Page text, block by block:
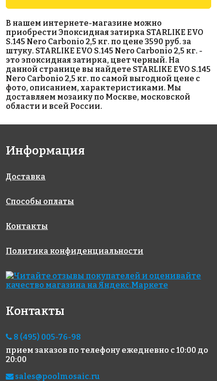
453 руб.
материалы
для
выравнивания
LITOLIV BASIS
18360 руб.
Латексная
добавка
IDROKOL
X20–м 20 кг.
6416 руб.
материалы для
выравнивания
Сетка LITOKOL
гр/м²
эпоксидная
Defender
TABACCO 1
кг
1-6 LUXURY
В нашем интернете-магазине можно
приобрести Эпоксидная затирка STARLIKE EVO
S.145 Nero Carbonio 2,5 кг. по цене 3590 руб. за
штуку. STARLIKE EVO S.145 Nero Carbonio 2,5 кг. -
это эпоксидная затирка, цвет черный. На
данной странице вы найдете STARLIKE EVO S.145
Nero Carbonio 2,5 кг. по самой выгодной цене с
фото, описанием, характеристиками. Мы
доставляем мозаику по Москве, московской
области и всей России.
Информация
Доставка
Способы оплаты
Контакты
Политика конфиденциальности
Контакты
8 (495) 005-76-98
прием заказов по телефону ежедневно с 10:00 до
20:00
sales@poolmosaic.ru